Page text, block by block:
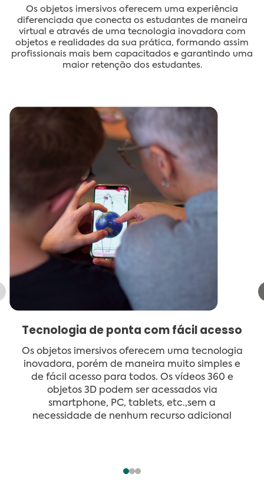
Os objetos imersivos oferecem uma experiência
diferenciada que conecta os estudantes de maneira
virtual e através de uma tecnologia inovadora com
objetos e realidades da sua prática, formando assim
profissionais mais bem capacitados e garantindo uma
maior retenção dos estudantes.
Tecnologia de ponta com fácil acesso
Os objetos imersivos oferecem uma tecnologia
inovadora, porém de maneira muito simples e
de fácil acesso para todos. Os vídeos 360 e
objetos 3D podem ser acessados via
smartphone, PC, tablets, etc.,sem a
necessidade de nenhum recurso adicional